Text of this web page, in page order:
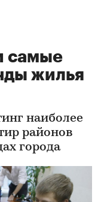
самые
жилья
наиболее
районов
города